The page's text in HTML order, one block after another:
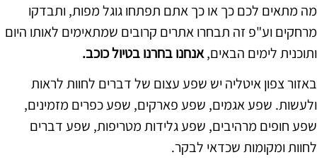
מה מתאים לכם כך או כך אתם תפתחו גוגל מפות, ותבדקו
מרחקים וע"פ זה תבחרו אתרים קרובים שמתאימים לאותו היום
ותוכנית לימים הבאים,אנחנו בחרנו בטיול כוכב.
באזור צפון איטליה יש שפע עצום של דברים לחוות לראות
ולעשות. שפע אגמים, שפע פארקים, שפע כפרים מזמינים,
שפע חופים מרהיבים, שפע גלידות מטריפות, שפע דברים
לחוות ומקומות שכדאי לבקר.